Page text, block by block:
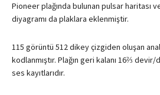
Pioneer plağında bulunan pulsar haritası
diyagramı da plaklara eklenmiştir.
115 görüntü 512 dikey çizgiden oluşan
kodlanmıştır. Plağın geri kalanı 16⅔ devir/
ses kayıtlarıdır.